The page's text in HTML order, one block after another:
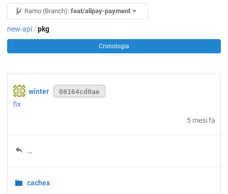
Ramo (Branch): feat/alipay-payment
new-api / pkg
Cronologia
winter 08164cd0ae
fix
5 mesi fa
..
cachex